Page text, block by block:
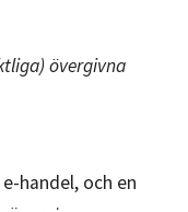
övergivna
handel, och en